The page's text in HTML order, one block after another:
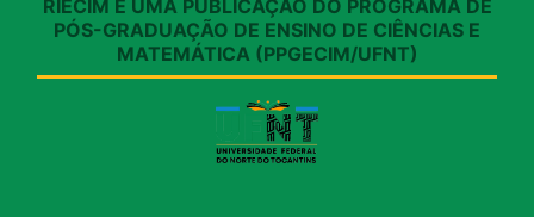
RIECIM É UMA PUBLICAÇÃO DO PROGRAMA DE
PÓS-GRADUAÇÃO DE ENSINO DE CIÊNCIAS E
MATEMÁTICA (PPGECIM/UFNT)